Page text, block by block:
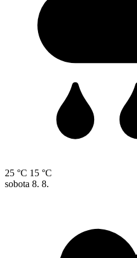
25 °C 15 °C
sobota 8. 8.